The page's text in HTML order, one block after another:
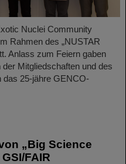
Nuclei Community
Rahmen des „NUSTAR
Anlass zum Feiern gaben
Mitgliedschaften und des
das 25-jähre GENCO-
„Big Science
FAIR